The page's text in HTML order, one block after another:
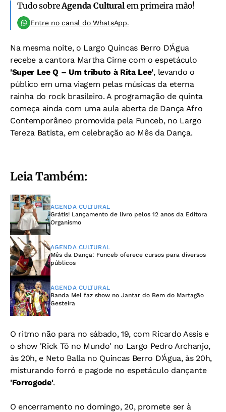
Tudo sobreAgenda Culturalem primeira mão!
Entre no canal do WhatsApp.
Na mesma noite, o Largo Quincas Berro D’Água
recebe a cantora Martha Cirne com o espetáculo
'Super Lee Q – Um tributo à Rita Lee', levando o
público em uma viagem pelas músicas da eterna
rainha do rock brasileiro. A programação de quinta
começa ainda com uma aula aberta de Dança Afro
Contemporâneo promovida pela Funceb, no Largo
Tereza Batista, em celebração ao Mês da Dança.
Leia Também:
AGENDA CULTURAL
Grátis! Lançamento de livro pelos 12 anos da Editora
Organismo
AGENDA CULTURAL
Mês da Dança: Funceb oferece cursos para diversos
públicos
AGENDA CULTURAL
Banda Mel faz show no Jantar do Bem do Martagão
Gesteira
O ritmo não para no sábado, 19, com Ricardo Assis e
o show 'Rick Tô no Mundo' no Largo Pedro Archanjo,
às 20h, e Neto Balla no Quincas Berro D’Água, às 20h,
misturando forró e pagode no espetáculo dançante
'Forrogode'.
O encerramento no domingo, 20, promete ser à